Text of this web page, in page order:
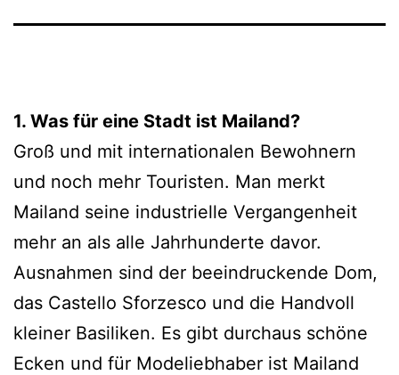
1. Was für eine Stadt ist Mailand?
Groß und mit inter­na­tio­na­len Bewohnern
und noch mehr Touristen. Man merkt
Mailand sei­ne indus­tri­el­le Vergangenheit
mehr an als alle Jahrhunderte davor.
Ausnahmen sind der beein­dru­cken­de Dom,
das Castello Sforzesco und die Handvoll
klei­ner Basiliken. Es gibt durch­aus schö­ne
Ecken und für Modeliebhaber ist Mailand